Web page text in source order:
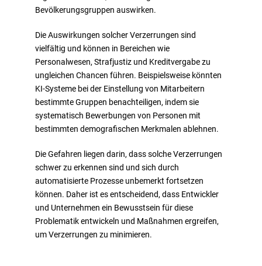
Bevölkerungsgruppen auswirken.
Die Auswirkungen solcher Verzerrungen sind
vielfältig und können in Bereichen wie
Personalwesen, Strafjustiz und Kreditvergabe zu
ungleichen Chancen führen. Beispielsweise könnten
KI-Systeme bei der Einstellung von Mitarbeitern
bestimmte Gruppen benachteiligen, indem sie
systematisch Bewerbungen von Personen mit
bestimmten demografischen Merkmalen ablehnen.
Die Gefahren liegen darin, dass solche Verzerrungen
schwer zu erkennen sind und sich durch
automatisierte Prozesse unbemerkt fortsetzen
können. Daher ist es entscheidend, dass Entwickler
und Unternehmen ein Bewusstsein für diese
Problematik entwickeln und Maßnahmen ergreifen,
um Verzerrungen zu minimieren.